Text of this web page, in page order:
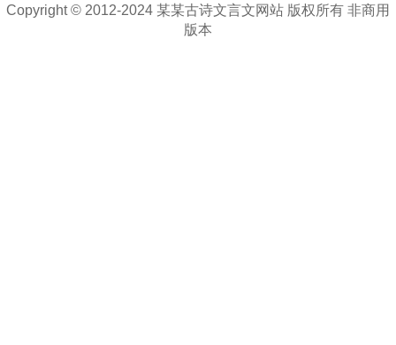
Copyright © 2012-2024 某某古诗文言文网站 版权所有 非商用
版本